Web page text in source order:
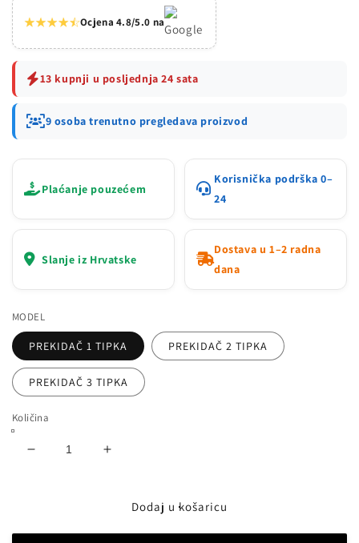
Ocjena 4.8/5.0 na
13 kupnji u posljednja 24 sata
9 osoba trenutno pregledava proizvod
Plaćanje pouzećem
Korisnička podrška 0–
24
Slanje iz Hrvatske
Dostava u 1–2 radna
dana
MODEL
PREKIDAČ 1 TIPKA PREKIDAČ 2 TIPKA
PREKIDAČ 3 TIPKA
Količina
Smanji
Povećaj
PREKIDAČI
Dodaj u košaricu